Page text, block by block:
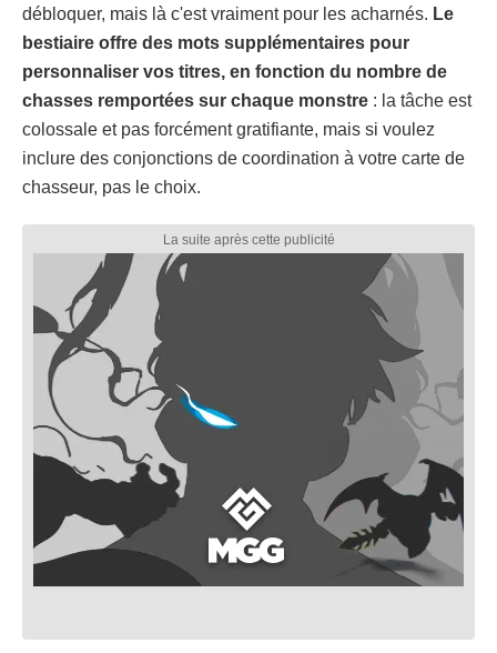
débloquer, mais là c'est vraiment pour les acharnés. Le
bestiaire offre des mots supplémentaires pour
personnaliser vos titres, en fonction du nombre de
chasses remportées sur chaque monstre : la tâche est
colossale et pas forcément gratifiante, mais si voulez
inclure des conjonctions de coordination à votre carte de
chasseur, pas le choix.